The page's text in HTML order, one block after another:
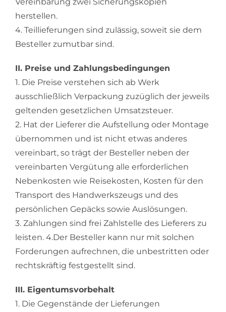
herstellen.
4. Teillieferungen sind zulässig, soweit sie dem
Besteller zumutbar sind.
II. Preise und Zahlungsbedingungen
1. Die Preise verstehen sich ab Werk
ausschließlich Verpackung zuzüglich der jeweils
geltenden gesetzlichen Umsatzsteuer.
2. Hat der Lieferer die Aufstellung oder Montage
übernommen und ist nicht etwas anderes
vereinbart, so trägt der Besteller neben der
vereinbarten Vergütung alle erforderlichen
Nebenkosten wie Reisekosten, Kosten für den
Transport des Handwerkszeugs und des
persönlichen Gepäcks sowie Auslösungen.
3. Zahlungen sind frei Zahlstelle des Lieferers zu
leisten. 4.Der Besteller kann nur mit solchen
Forderungen aufrechnen, die unbestritten oder
rechtskräftig festgestellt sind.
III. Eigentumsvorbehalt
1. Die Gegenstände der Lieferungen